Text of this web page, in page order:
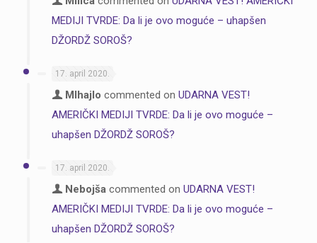
MEDIJI TVRDE: Da li je ovo moguće – uhapšen
DŽORDŽ SOROŠ?
17. april 2020.
MIhajlo commented on UDARNA VEST!
AMERIČKI MEDIJI TVRDE: Da li je ovo moguće –
uhapšen DŽORDŽ SOROŠ?
17. april 2020.
Nebojša commented on UDARNA VEST!
AMERIČKI MEDIJI TVRDE: Da li je ovo moguće –
uhapšen DŽORDŽ SOROŠ?